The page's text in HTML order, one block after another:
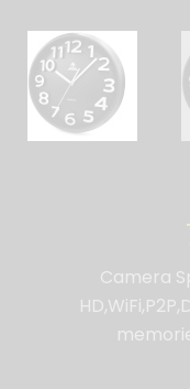
Camera